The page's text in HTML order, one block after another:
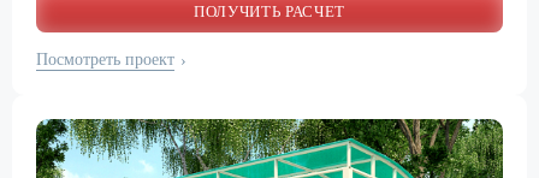
ПОЛУЧИТЬ РАСЧЕТ
Посмотреть проект ›